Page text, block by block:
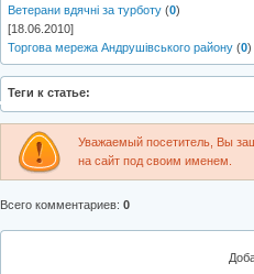
Ветерани вдячні за турботу (0)
[18.06.2010]
Торгова мережа Андрушівського району (0)
Теги к статье:
Уважаемый посетитель, Вы
на сайт под своим именем.
Всего комментариев: 0